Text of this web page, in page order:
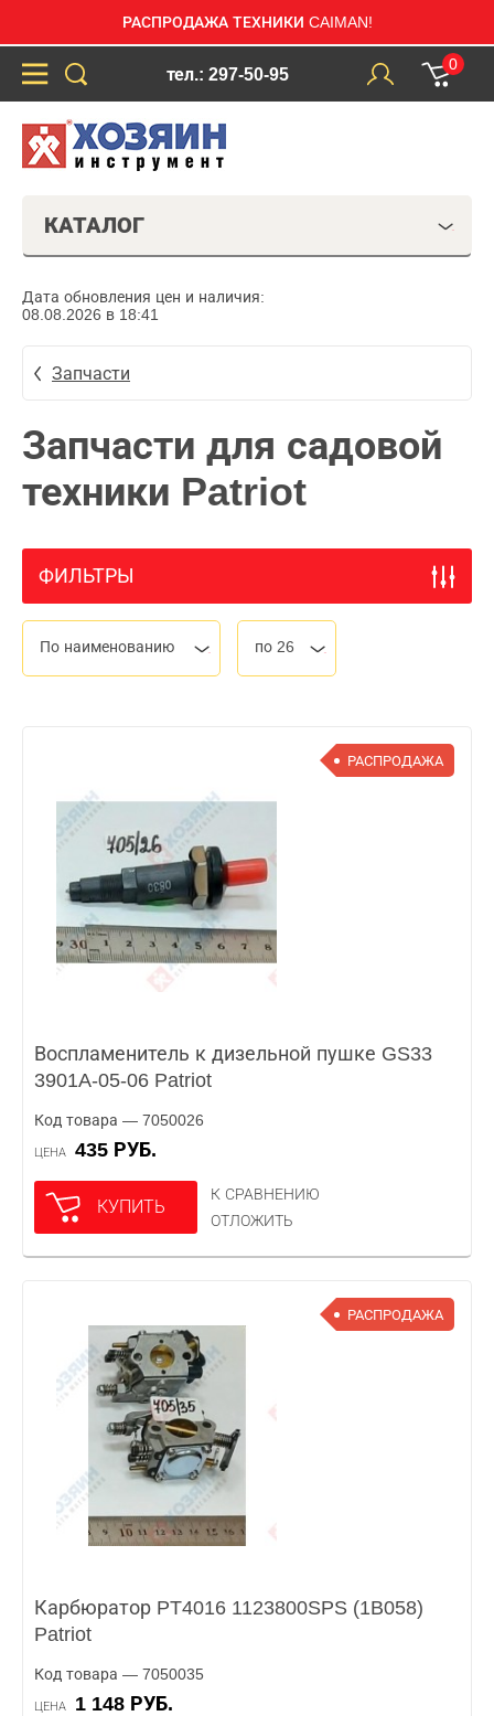
РАСПРОДАЖА ТЕХНИКИ CAIMAN!
тел.: 297-50-95
0
КАТАЛОГ
Дата обновления цен и наличия:
08.08.2026 в 18:41
Запчасти
Запчасти для садовой
техники Patriot
ФИЛЬТРЫ
По наименованию по 26
РАСПРОДАЖА
Воспламенитель к дизельной пушке GS33
3901A-05-06 Patriot
Код товара — 7050026
ЦЕНА 435 РУБ.
КУПИТЬ
К СРАВНЕНИЮ
ОТЛОЖИТЬ
РАСПРОДАЖА
Карбюратор PT4016 1123800SPS (1B058)
Patriot
Код товара — 7050035
ЦЕНА 1 148 РУБ.